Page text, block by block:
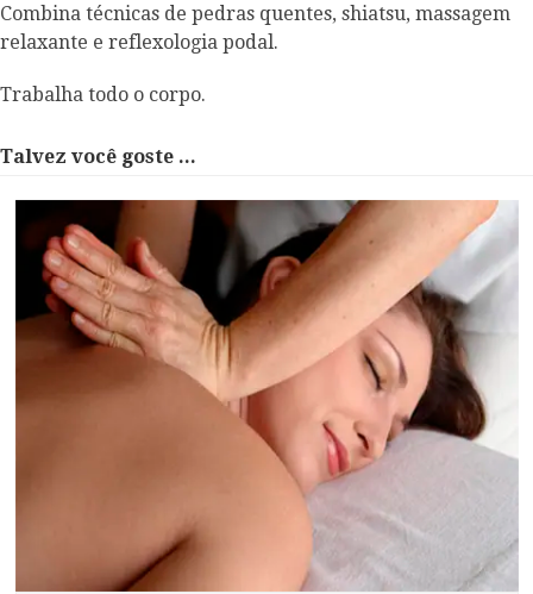
Combina técnicas de pedras quentes, shiatsu, massagem
relaxante e reflexologia podal.
Trabalha todo o corpo.
Talvez você goste ...